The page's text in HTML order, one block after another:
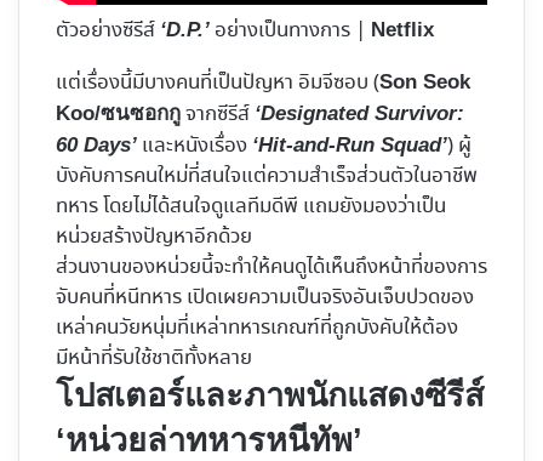
ตัวอย่างซีรีส์ ‘D.P.’ อย่างเป็นทางการ | Netflix
แต่เรื่องนี้มีบางคนที่เป็นปัญหา อิมจีซอบ (Son Seok
Koo/ซนซอกกู จากซีรีส์ ‘Designated Survivor:
60 Days’ และหนังเรื่อง ‘Hit-and-Run Squad’) ผู้
บังคับการคนใหม่ที่สนใจแต่ความสำเร็จส่วนตัวในอาชีพ
ทหาร โดยไม่ได้สนใจดูแลทีมดีพี แถมยังมองว่าเป็น
หน่วยสร้างปัญหาอีกด้วย
ส่วนงานของหน่วยนี้จะทำให้คนดูได้เห็นถึงหน้าที่ของการ
จับคนที่หนีทหาร เปิดเผยความเป็นจริงอันเจ็บปวดของ
เหล่าคนวัยหนุ่มที่เหล่าทหารเกณฑ์ที่ถูกบังคับให้ต้อง
มีหน้าที่รับใช้ชาติทั้งหลาย
โปสเตอร์และภาพนักแสดงซีรีส์
‘หน่วยล่าทหารหนีทัพ’